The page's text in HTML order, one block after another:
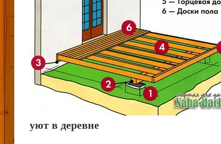
уют в деревне